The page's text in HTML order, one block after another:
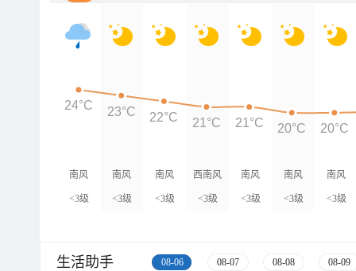
南风
<3级
南风
<3级
南风
<3级
西南风
<3级
南风
<3级
南风
<3级
南风
<3级
24°C 23°C 22°C 21°C 21°C 20°C 20°C
生活助手 08-06 08-07 08-08 08-09